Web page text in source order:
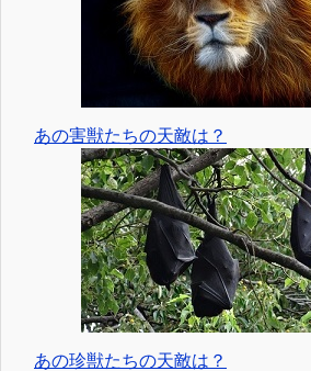
あの害獣たちの天敵は？
あの珍獣たちの天敵は？